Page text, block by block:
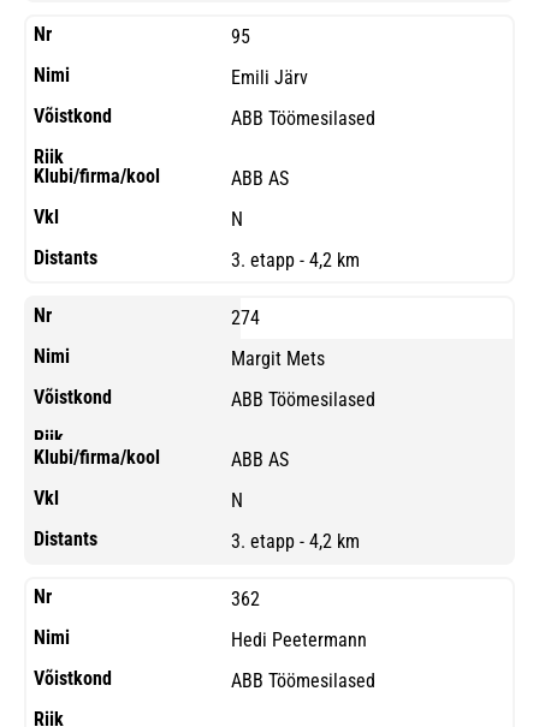
95
Emili Järv
ABB Töömesilased
ABB AS
N
3. etapp - 4,2 km
274
Margit Mets
ABB Töömesilased
ABB AS
N
3. etapp - 4,2 km
362
Hedi Peetermann
ABB Töömesilased